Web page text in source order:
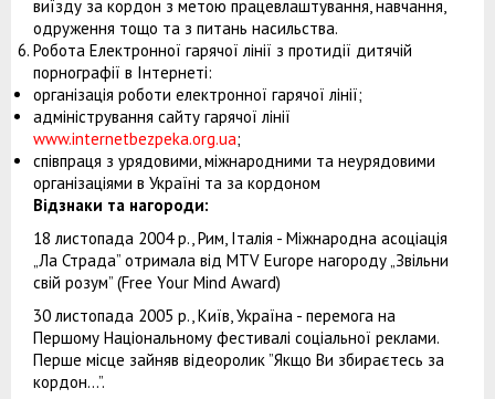
виїзду за кордон з метою працевлаштування, навчання,
одруження тощо та з питань насильства.
Робота Електронної гарячої лінії з протидії дитячій
порнографії в Інтернеті:
організація роботи електронної гарячої лінії;
адміністрування сайту гарячої лінії
www.internetbezpeka.org.ua;
співпраця з урядовими, міжнародними та неурядовими
організаціями в Україні та за кордоном
Відзнаки та нагороди:
18 листопада 2004 р., Рим, Італія - Міжнародна асоціація
„Ла Страда” отримала від MTV Europe нагороду „Звільни
свій розум” (Free Your Mind Award)
30 листопада 2005 р., Київ, Україна - перемога на
Першому Національному фестивалі соціальної реклами.
Перше місце зайняв відеоролик ”Якщо Ви збираєтесь за
кордон...”.